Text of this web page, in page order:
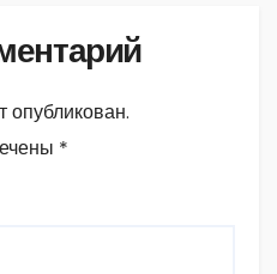
опубликован.
*